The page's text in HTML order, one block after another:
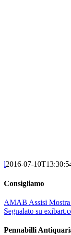
l2016-07-
Consigliamo
AMAB Assisi Mostra
Segnalato su
Pennabilli